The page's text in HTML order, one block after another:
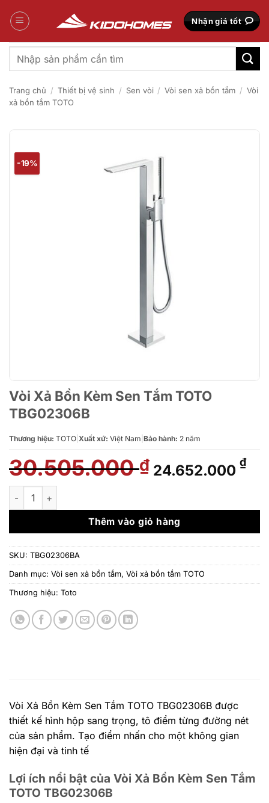
qua
Nhận giá tốt
Tìm
kiếm:
Trang chủ / Thiết bị vệ sinh / Sen vòi / Vòi sen xả bồn tắm / Vòi
xả bồn tắm TOTO
-19%
Vòi Xả Bồn Kèm Sen Tắm TOTO
TBG02306B
Thương hiệu: TOTO Xuất xứ: Việt Nam Bảo hành: 2 năm
30.505.000₫ Giá
gốc
30.505.000 ₫.
24.652.000 ₫Giá
là:
Vòi Xả Bồn Kèm Sen Tắm TOTO TBG02306B số lượng
Thêm vào giỏ hàng
SKU: TBG02306BA
Danh mục: Vòi sen xả bồn tắm, Vòi xả bồn tắm TOTO
Thương hiệu: Toto
Vòi Xả Bồn Kèm Sen Tắm TOTO TBG02306B được
thiết kế hình hộp sang trọng, tô điểm từng đường nét
của sản phẩm. Tạo điểm nhấn cho một không gian
hiện đại và tinh tế
Lợi ích nổi bật của Vòi Xả Bồn Kèm Sen Tắm
TOTO TBG02306B